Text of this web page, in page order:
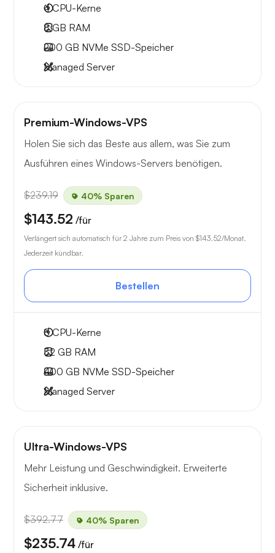
4CPU-Kerne
8 GB RAM
200 GB NVMe SSD-Speicher
Managed Server
Premium-Windows-VPS
Holen Sie sich das Beste aus allem, was Sie zum
Ausführen eines Windows-Servers benötigen.
$239.19 40% Sparen
$143.52 /für
Verlängert sich automatisch für 2 Jahre zum Preis von $143.52/Monat.
Jederzeit kündbar.
Bestellen
8CPU-Kerne
32 GB RAM
400 GB NVMe SSD-Speicher
Managed Server
Ultra-Windows-VPS
Mehr Leistung und Geschwindigkeit. Erweiterte
Sicherheit inklusive.
$392.77 40% Sparen
$235.74 /für